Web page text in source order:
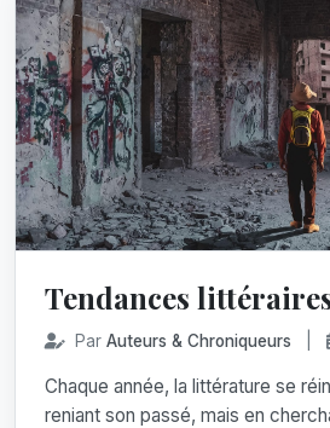
Tendances
Par Auteurs & Chroniqueurs
Chaque année, la littérature se
reniant son passé, mais en